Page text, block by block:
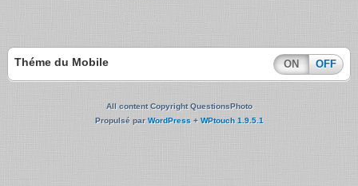
Théme du Mobile ON OFF
All content Copyright QuestionsPhoto
Propulsé parWordPress + WPtouch 1.9.5.1